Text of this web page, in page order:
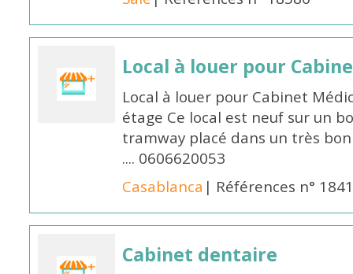
Local à louer pour
Local à louer pour Cabinet
étage Ce local est neuf sur un
tramway placé dans un très
.... 0606620053
Casablanca | Références n°
Cabinet dentaire